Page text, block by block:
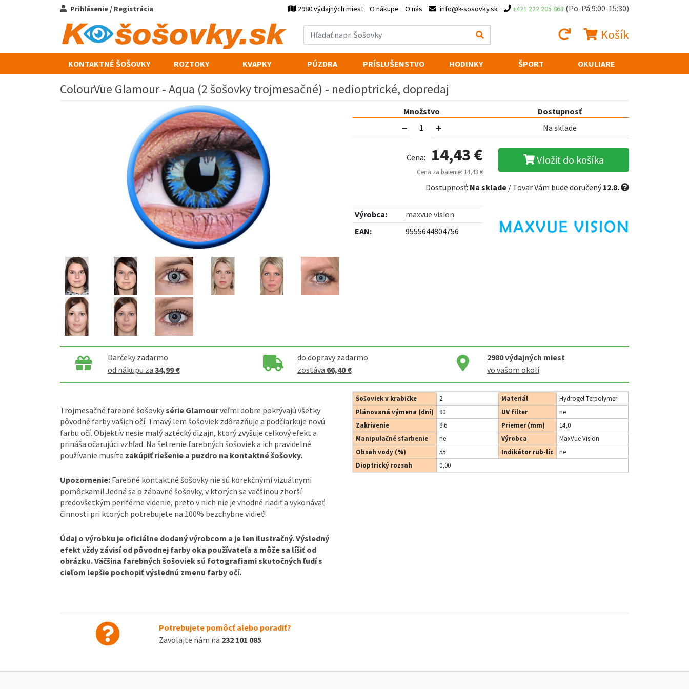
Prihlásenie / Registrácia 2980 výdajných miest O nákupe O nás info@k-sosovky.sk +421 222 205 863 (Po-Pá 9:00-15:30)
Košík
KONTAKTNÉ ŠOŠOVKY ROZTOKY KVAPKY PÚZDRA PRÍSLUŠENSTVO HODINKY ŠPORT OKULIARE
ColourVue Glamour - Aqua (2 šošovky trojmesačné) - nedioptrické, dopredaj
Množstvo
Dostupnosť
Na sklade
Cena: 14,43 €
Cena za balenie: 14,43 €
Vložiť do košíka
Dostupnosť: Na sklade / Tovar Vám bude doručený12.8.
Výrobca:
maxvue vision
EAN:
9555644804756
Darčeky zadarmo
od nákupu za 34,99 €
do dopravy zadarmo
zostáva 66,40 €
2980výdajných miest
vo vašom okolí
Trojmesačné farebné šošovkysérie Glamourveľmi dobre pokrývajú všetky
pôvodné farby vašich očí. Tmavý lem šošoviek zdôrazňuje a podčiarkuje novú
farbu očí. Objektív nesie malý aztécký dizajn, ktorý zvyšuje celkový efekt a
prináša očarujúci vzhľad. Na šetrenie farebných šošoviek a ich pravidelné
používanie musíte zakúpiť riešenie a puzdro na kontaktné šošovky.
Upozornenie: Farebné kontaktné šošovky nie sú korekčnými vizuálnymi
pomôckami! Jedná sa o zábavné šošovky, v ktorých sa väčšinou zhorší
predovšetkým periférne videnie, preto v nich nie je vhodné riadiť a vykonávať
činnosti pri ktorých potrebujete na 100% bezchybne vidieť!
Údaj o výrobku je oficiálne dodaný výrobcom a je len ilustračný. Výsledný
efekt vždy závisí od pôvodnej farby oka používateľa a môže sa líšiť od
obrázku. Väčšina farebných šošoviek sú fotografiami skutočných ľudí s
cieľom lepšie pochopiť výslednú zmenu farby očí.
Šošoviek v krabičke 2 Materiál
Hydrogel Terpolymer
Plánovaná výmena (dní)
90 UV filter
ne
Zakrivenie
8.6 Priemer (mm)
14,0
Manipulačné sfarbenie
ne Výrobca
MaxVue Vision
Obsah vody (%)
55 Indikátor rub-líc
ne
Dioptrický rozsah
0,00
Potrebujete pomôcť alebo poradiť?
Zavolajte nám na 232 101 085.